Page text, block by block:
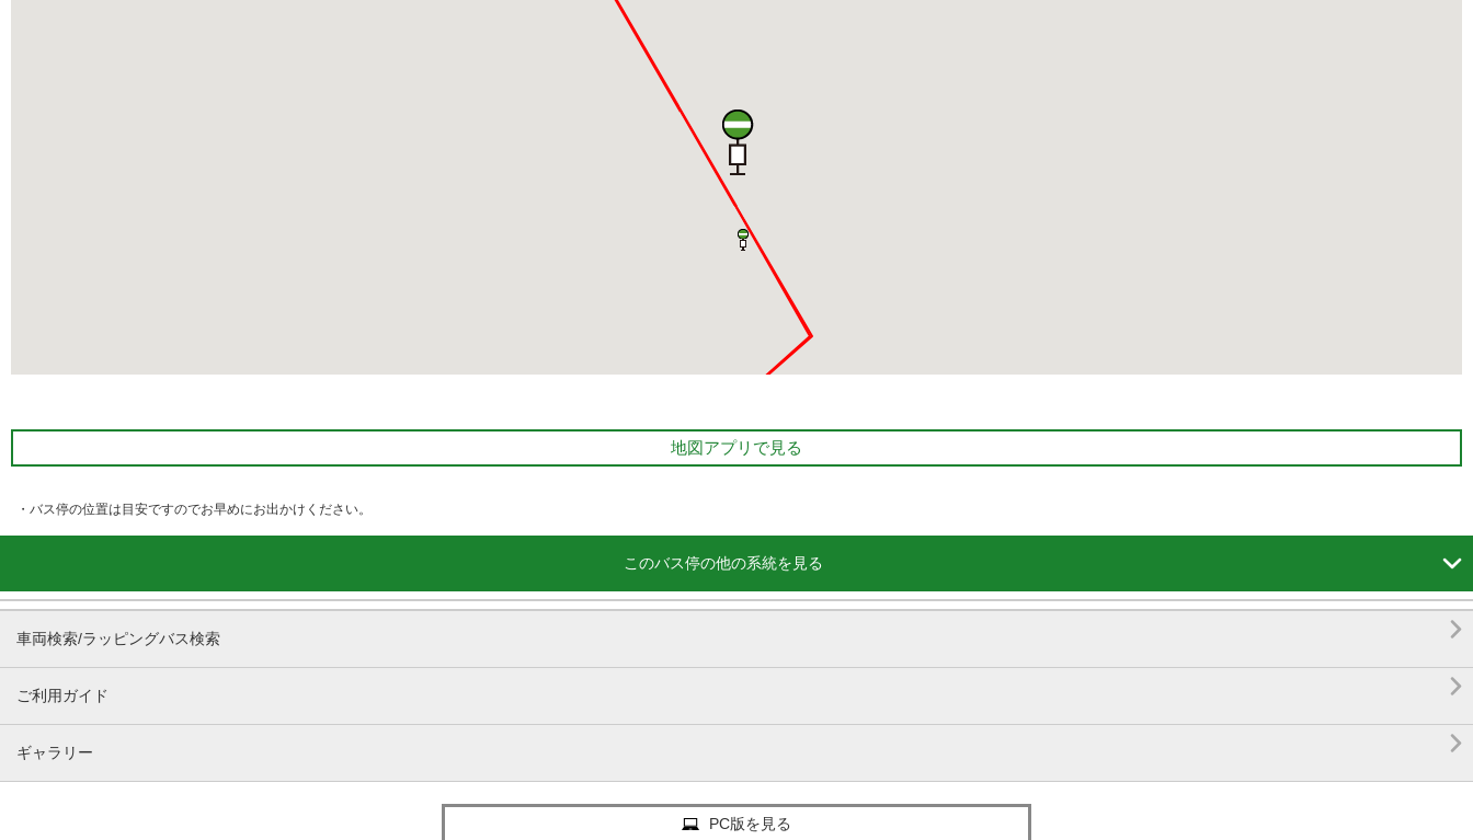
地図アプリで見る
・バス停の位置は目安ですのでお早めにお出かけください。
このバス停の他の系統を見る 
車両検索/ラッピングバス検索 
ご利用ガイド 
ギャラリー 
PC版を見る